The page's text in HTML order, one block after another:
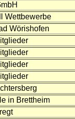
Wettbewerbe
Wörishofen
in Brettheim